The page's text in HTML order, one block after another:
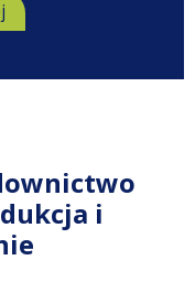
i